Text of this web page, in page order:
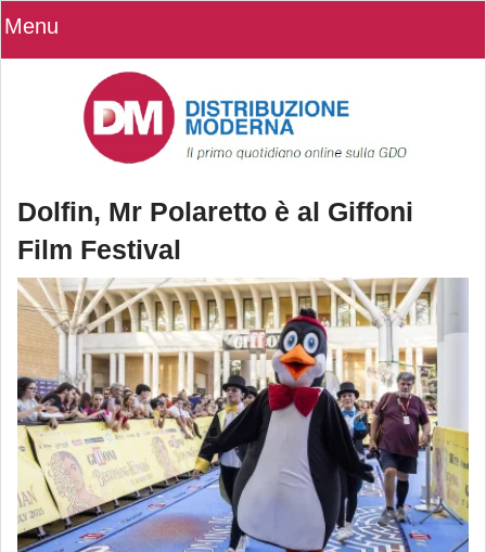
Menu
Dolfin, Mr Polaretto è al Giffoni
Film Festival